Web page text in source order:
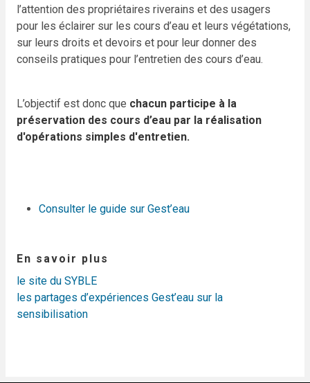
l’attention des propriétaires riverains et des usagers
pour les éclairer sur les cours d’eau et leurs végétations,
sur leurs droits et devoirs et pour leur donner des
conseils pratiques pour l’entretien des cours d’eau.
L’objectif est donc que chacun participe à la
préservation des cours d’eau par la réalisation
d'opérations simples d'entretien.
Consulter le guide sur Gest’eau
En savoir plus
le site du SYBLE
les partages d’expériences Gest’eau sur la
sensibilisation